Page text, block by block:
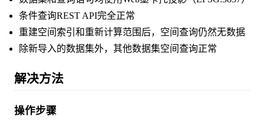
条件查询REST API完全正常
重建空间索引和重新计算范围后，空间查询仍然无数据
除新导入的数据集外，其他数据集空间查询正常
解决方法
操作步骤